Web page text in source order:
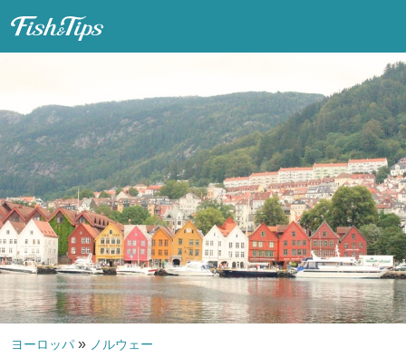
ヨーロッパ » ノルウェー